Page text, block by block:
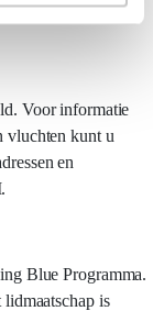
Voor informatie
vluchten kunt u
en
Blue Programma.
is